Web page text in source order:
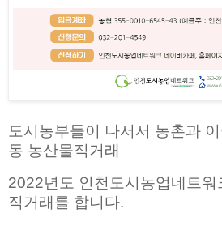
도시농부들이 나서서 농촌과
동 농산물직거래
2022년도 인천도시농업네트워
직거래를 합니다.